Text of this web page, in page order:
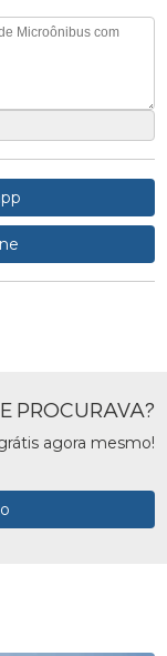
PROCURAVA?
agora mesmo!